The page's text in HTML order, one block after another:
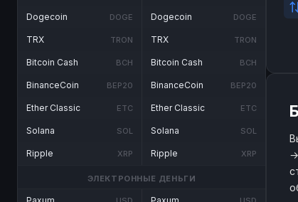
Dogecoin DOGE
TRX TRON
Bitcoin Cash BCH
BinanceCoin BEP20
Ether Classic ETC
Solana SOL
Ripple XRP
Dogecoin DOGE
TRX TRON
Bitcoin Cash BCH
BinanceCoin BEP20
Ether Classic ETC
Solana SOL
Ripple XRP
ЭЛЕКТРОННЫЕ ДЕНЬГИ